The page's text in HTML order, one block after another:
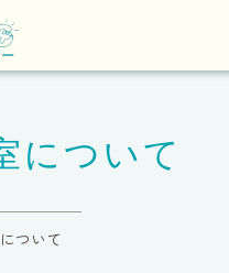
について
ついて